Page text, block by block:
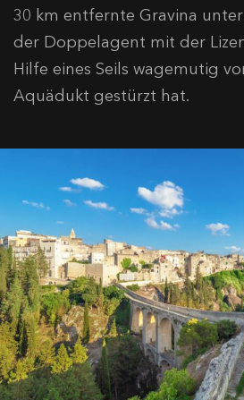
30 km entfernte Gravina
der Doppelagent mit der
Hilfe eines Seils wagemutig
Aquädukt gestürzt hat.